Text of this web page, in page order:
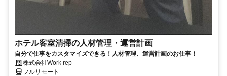
ホテル客室清掃の人材管理・運営計画
自分で仕事をカスタマイズできる！人材管理、運営計画のお仕事！
株式会社Work rep
フルリモート